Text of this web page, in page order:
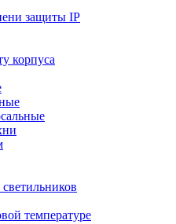
защиты IP
корпуса
температуре